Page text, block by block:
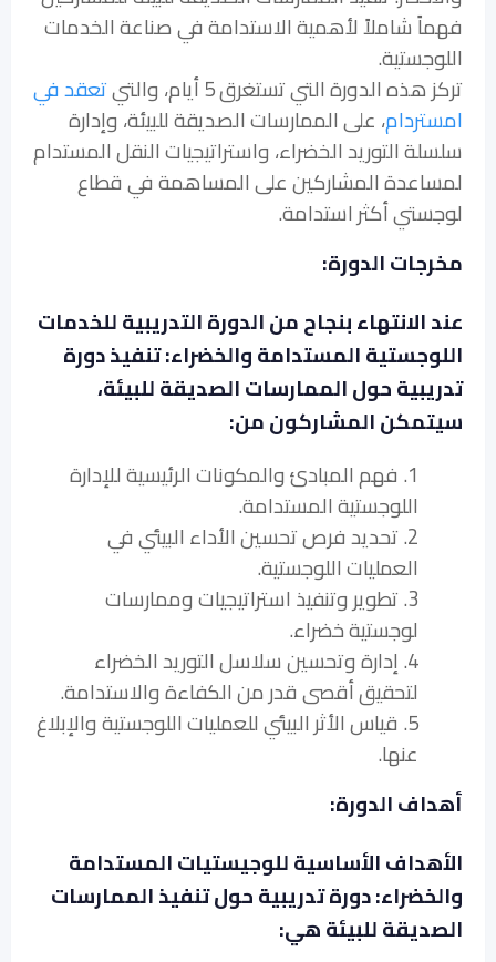
فهماً شاملاً لأهمية الاستدامة في صناعة الخدمات
اللوجستية.
تركز هذه الدورة التي تستغرق 5 أيام، والتي
تعقد في
امستردام، على الممارسات الصديقة للبيئة، وإدارة
سلسلة التوريد الخضراء، واستراتيجيات النقل المستدام
لمساعدة المشاركين على المساهمة في قطاع
لوجستي أكثر استدامة.
مخرجات الدورة:
عند الانتهاء بنجاح من الدورة التدريبية للخدمات
اللوجستية المستدامة والخضراء: تنفيذ دورة
تدريبية حول الممارسات الصديقة للبيئة،
سيتمكن المشاركون من:
1. فهم المبادئ والمكونات الرئيسية للإدارة
اللوجستية المستدامة.
2. تحديد فرص تحسين الأداء البيئي في
العمليات اللوجستية.
3. تطوير وتنفيذ استراتيجيات وممارسات
لوجستية خضراء.
4. إدارة وتحسين سلاسل التوريد الخضراء
لتحقيق أقصى قدر من الكفاءة والاستدامة.
5. قياس الأثر البيئي للعمليات اللوجستية والإبلاغ
عنها.
أهداف الدورة:
الأهداف الأساسية للوجيستيات المستدامة
والخضراء: دورة تدريبية حول تنفيذ الممارسات
الصديقة للبيئة هي: